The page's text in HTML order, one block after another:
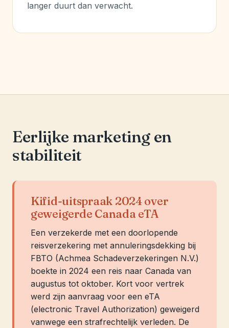
langer duurt dan verwacht.
Eerlijke marketing en
stabiliteit
Kifid-uitspraak 2024 over
geweigerde Canada eTA
Een verzekerde met een doorlopende
reisverzekering met annuleringsdekking bij
FBTO (Achmea Schadeverzekeringen N.V.)
boekte in 2024 een reis naar Canada van
augustus tot oktober. Kort voor vertrek
werd zijn aanvraag voor een eTA
(electronic Travel Authorization) geweigerd
vanwege een strafrechtelijk verleden. De